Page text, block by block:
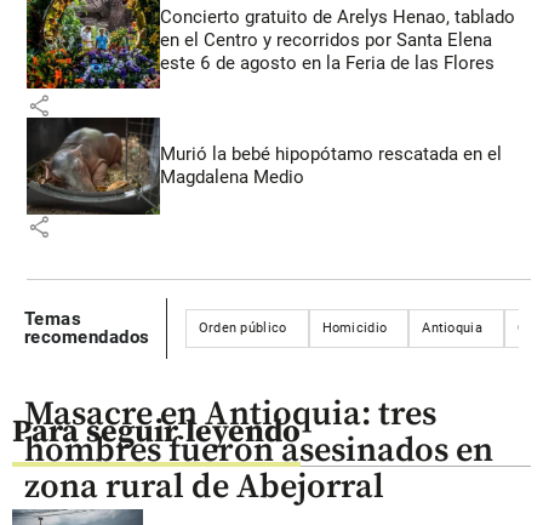
Concierto gratuito de Arelys Henao, tablado
en el Centro y recorridos por Santa Elena
este 6 de agosto en la Feria de las Flores
share
Murió la bebé hipopótamo rescatada en el
Magdalena Medio
share
Temas
recomendados
Orden público Homicidio Antioquia
Para seguir leyendo
Masacre en Antioquia: tres
hombres fueron asesinados en
zona rural de Abejorral